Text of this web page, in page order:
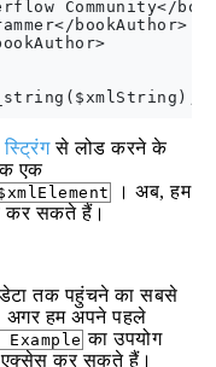
Community</
bookAuthor>
स्ट्रिंगसे लोड करने के
एक
। अब, हम
कर सकते हैं।
तक पहुंचने का सबसे
अगर हम अपने पहले
का उपयोग
एक्सेस कर सकते हैं।